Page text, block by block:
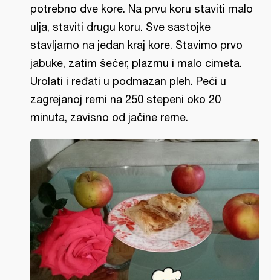
potrebno dve kore. Na prvu koru staviti malo
ulja, staviti drugu koru. Sve sastojke
stavljamo na jedan kraj kore. Stavimo prvo
jabuke, zatim šećer, plazmu i malo cimeta.
Urolati i ređati u podmazan pleh. Peći u
zagrejanoj rerni na 250 stepeni oko 20
minuta, zavisno od jačine rerne.